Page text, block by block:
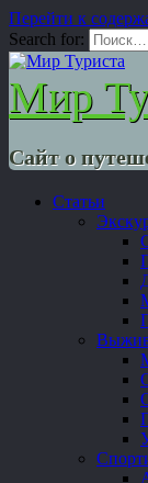
Перейти к
Search for:
Мир
Сайт о
Статьи